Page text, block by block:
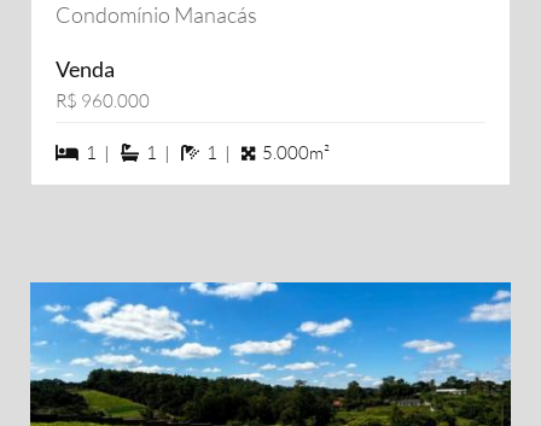
Condomínio Manacás
Venda
R$ 960.000
1 dormiórios
1 | 1 suítes
1 | 1 banheiros
1 | 5.000m²